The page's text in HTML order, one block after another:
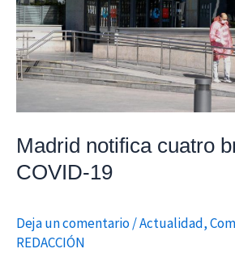
Madrid notifica cuatro
COVID-19
Deja un comentario/Actualidad,
REDACCIÓN
19